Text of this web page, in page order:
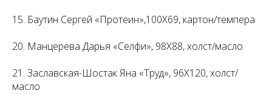
15. Баутин Сергей «Протеин»,100X69, картон/темпера
20. Манцерева Дарья «Селфи», 98X88, холст/масло
21. Заславская-Шостак Яна «Труд», 96X120, холст/
масло